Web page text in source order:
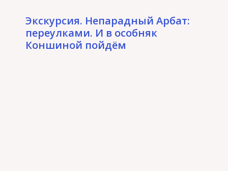
Экскурсия. Непарадный Арбат:
переулками. И в особняк
Коншиной пойдём